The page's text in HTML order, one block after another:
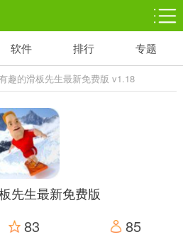
休闲益智
万+款游戏
体育竞技
5百+款游戏
赛车竞速
百+款游戏
软件 排行 专题
趣的滑板先生最新免费版 v1.18
先生最新免费版
83 85